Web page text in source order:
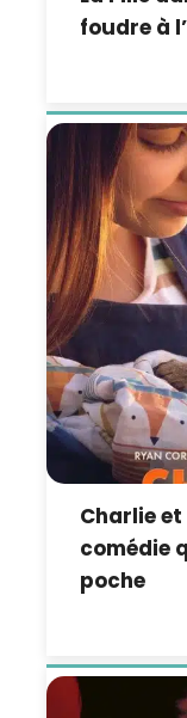
foudre à
Charlie
comédie
poche